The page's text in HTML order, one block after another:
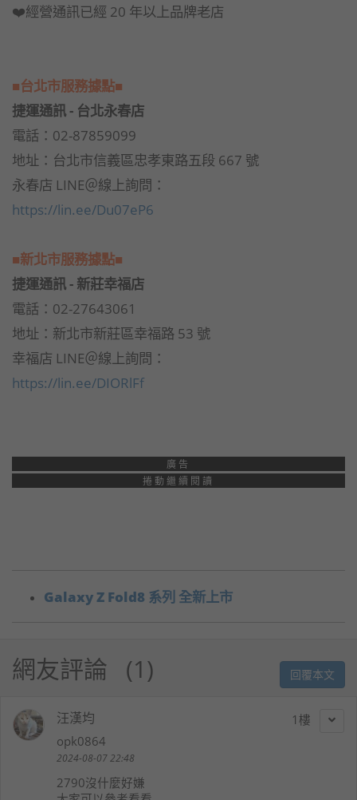
❤️經營通訊已經 20 年以上品牌老店
■台北市服務據點■
捷運通訊 - 台北永春店
電話：02-87859099
地址：台北市信義區忠孝東路五段 667 號
永春店 LINE＠線上詢問：
https://lin.ee/Du07eP6
■新北市服務據點■
捷運通訊 - 新莊幸福店
電話：02-27643061
地址：新北市新莊區幸福路 53 號
幸福店 LINE＠線上詢問：
https://lin.ee/DIORlFf
廣告
捲動繼續閱讀
Galaxy Z Fold8 系列 全新上市
網友評論 1 回覆本文
1
汪漢均
opk0864
2024-08-07 22:48
2790沒什麼好嫌